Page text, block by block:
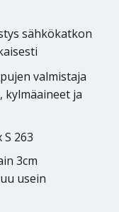
sähkökatkon
valmistaja
kylmäaineet ja
263
3cm
usein